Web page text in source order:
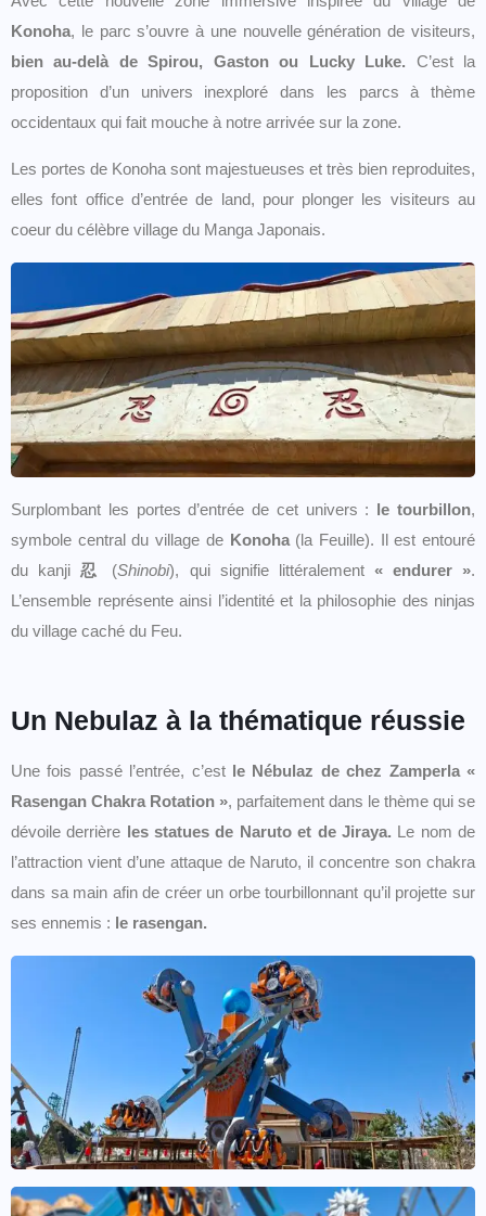
Konoha, le parc s’ouvre à une nouvelle génération de visiteurs,
bien au-delà de Spirou, Gaston ou Lucky Luke. C’est la
proposition d’un univers inexploré dans les parcs à thème
occidentaux qui fait mouche à notre arrivée sur la zone.
Les portes de Konoha sont majestueuses et très bien reproduites,
elles font office d’entrée de land, pour plonger les visiteurs au
coeur du célèbre village du Manga Japonais.
Surplombant les portes d’entrée de cet univers : le tourbillon,
symbole central du village de Konoha(la Feuille). Il est entouré
du kanji忍 (Shinobi), qui signifie littéralement « endurer ».
L’ensemble représente ainsi l’identité et la philosophie des ninjas
du village caché du Feu.
Un Nebulaz à la thématique réussie
Une fois passé l’entrée, c’estle Nébulaz de chez Zamperla «
Rasengan Chakra Rotation », parfaitement dans le thème qui se
dévoile derrière les statues de Naruto et de Jiraya. Le nom de
l’attraction vient d’une attaque de Naruto, il concentre son chakra
dans sa main afin de créer un orbe tourbillonnant qu’il projette sur
ses ennemis : le rasengan.